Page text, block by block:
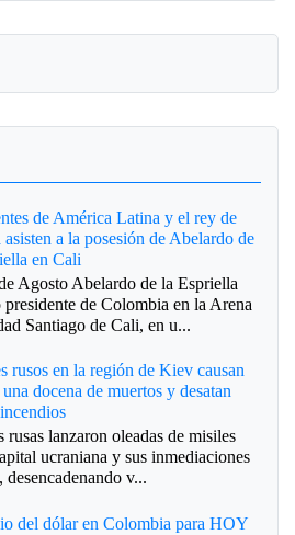
de América Latina y el rey de
asisten a la posesión de Abelardo de
en Cali
Agosto Abelardo de la Espriella
de Colombia en la Arena
Santiago de Cali, en u...
rusos en la región de Kiev causan
una docena de muertos y desatan
rusas lanzaron oleadas de misiles
ucraniana y sus inmediaciones
v...
del dólar en Colombia para HOY